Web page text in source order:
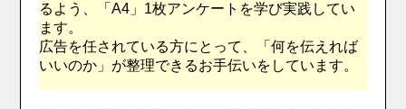
るよう、「A4」1枚アンケートを学び実践してい
ます。
広告を任されている方にとって、「何を伝えれば
いいのか」が整理できるお手伝いをしています。